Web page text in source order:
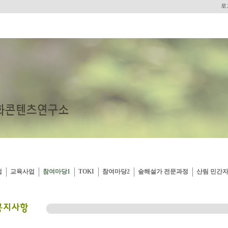
교육사업 참여마당1 TOKI 참여마당2 숲해설가 전문과정 산림 민간
로